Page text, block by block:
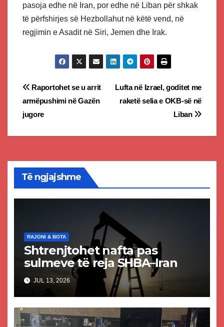
pasoja edhe në Iran, por edhe në Liban për shkak
të përfshirjes së Hezbollahut në këtë vend, në
regjimin e Asadit në Siri, Jemen dhe Irak.
Post
navigation
Lufta në Izrael, goditet me
raketë selia e OKB-së në
Liban
Raportohet se u arrit
armëpushimi në Gazën
jugore
Të ngjajshme
RAJONI & BOTA
Shtrenjtohet nafta pas
sulmeve të reja SHBA–Iran
JUL 13, 2026